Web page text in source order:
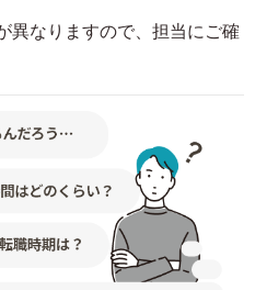
異なりますので、担当にご確